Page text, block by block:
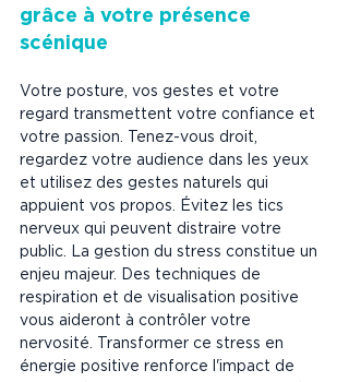
grâce à votre présence
scénique
Votre posture, vos gestes et votre
regard transmettent votre confiance et
votre passion. Tenez-vous droit,
regardez votre audience dans les yeux
et utilisez des gestes naturels qui
appuient vos propos. Évitez les tics
nerveux qui peuvent distraire votre
public. La gestion du stress constitue un
enjeu majeur. Des techniques de
respiration et de visualisation positive
vous aideront à contrôler votre
nervosité. Transformer ce stress en
énergie positive renforce l'impact de